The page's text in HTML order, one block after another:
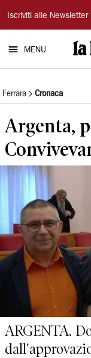
La
Nuova
Ferrara
Iscriviti alle Newsletter
MENU
Ferrara Cronaca
Argenta,
ARGENTA.